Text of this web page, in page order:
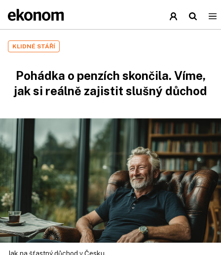
KLIDNÉ STÁŘÍ
Pohádka o penzích skončila. Víme,
jak si reálně zajistit slušný důchod